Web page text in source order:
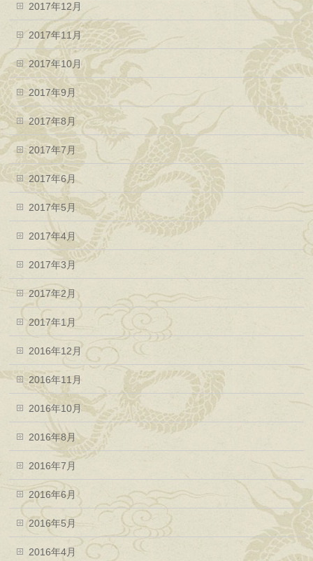
2017年12月
2017年11月
2017年10月
2017年9月
2017年8月
2017年7月
2017年6月
2017年5月
2017年4月
2017年3月
2017年2月
2017年1月
2016年12月
2016年11月
2016年10月
2016年8月
2016年7月
2016年6月
2016年5月
2016年4月